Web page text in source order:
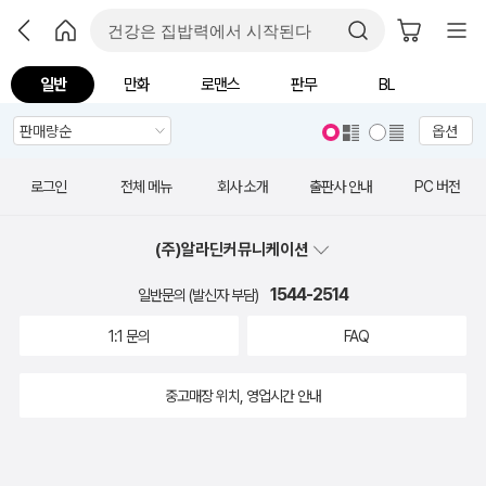
일반 만화 로맨스 판무 BL
옵션
로그인 전체 메뉴 회사 소개 출판사 안내 PC 버전
(주)알라딘커뮤니케이션
일반문의 (발신자 부담) 1544-2514
1:1 문의 FAQ
중고매장 위치, 영업시간 안내